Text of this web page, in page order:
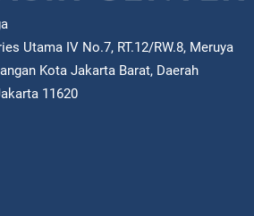
Utama IV No.7, RT.12/RW.8, Meruya
Kota Jakarta Barat, Daerah
11620